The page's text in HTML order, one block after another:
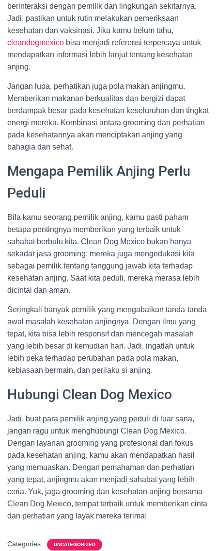
berinteraksi dengan pemilik dan lingkungan sekitarnya.
Jadi, pastikan untuk rutin melakukan pemeriksaan
kesehatan dan vaksinasi. Jika kamu belum tahu,
cleandogmexico bisa menjadi referensi terpercaya untuk
mendapatkan informasi lebih lanjut tentang kesehatan
anjing.
Jangan lupa, perhatikan juga pola makan anjingmu.
Memberikan makanan berkualitas dan bergizi dapat
berdampak besar pada kesehatan keseluruhan dan tingkat
energi mereka. Kombinasi antara grooming dan perhatian
pada kesehatannya akan menciptakan anjing yang
bahagia dan sehat.
Mengapa Pemilik Anjing Perlu
Peduli
Bila kamu seorang pemilik anjing, kamu pasti paham
betapa pentingnya memberikan yang terbaik untuk
sahabat berbulu kita. Clean Dog Mexico bukan hanya
sekadar jasa grooming; mereka juga mengedukasi kita
sebagai pemilik tentang tanggung jawab kita terhadap
kesehatan anjing. Saat kita peduli, mereka merasa lebih
dicintai dan aman.
Seringkali banyak pemilik yang mengabaikan tanda-tanda
awal masalah kesehatan anjingnya. Dengan ilmu yang
tepat, kita bisa lebih responsif dan mencegah masalah
yang lebih besar di kemudian hari. Jadi, ingatlah untuk
lebih peka terhadap perubahan pada pola makan,
kebiasaan bermain, dan perilaku si anjing.
Hubungi Clean Dog Mexico
Jadi, buat para pemilik anjing yang peduli di luar sana,
jangan ragu untuk menghubungi Clean Dog Mexico.
Dengan layanan grooming yang profesional dan fokus
pada kesehatan anjing, kamu akan mendapatkan hasil
yang memuaskan. Dengan pemahaman dan perhatian
yang tepat, anjingmu akan menjadi sahabat yang lebih
ceria. Yuk, jaga grooming dan kesehatan anjing bersama
Clean Dog Mexico, tempat terbaik untuk memberikan cinta
dan perhatian yang layak mereka terima!
Categories: UNCATEGORIZED